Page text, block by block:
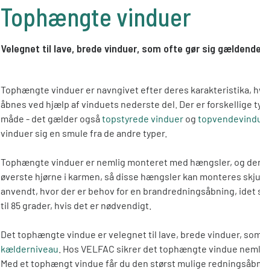
Tophængte vinduer
Velegnet til lave, brede vinduer, som ofte gør sig
Tophængte vinduer er navngivet efter deres karakteristika,
åbnes ved hjælp af vinduets nederste del. Der er forskellige
måde - det gælder også topstyrede vinduer og
vinduer sig en smule fra de andre typer.
Tophængte vinduer er nemlig monteret med hængsler, og
øverste hjørne i karmen, så disse hængsler kan monteres
anvendt, hvor der er behov for en brandredningsåbning, idet
til 85 grader, hvis det er nødvendigt.
Det tophængte vindue er velegnet til lave, brede vinduer,
kælderniveau . Hos VELFAC sikrer det tophængte vindue
Med et tophængt vindue får du den størst mulige